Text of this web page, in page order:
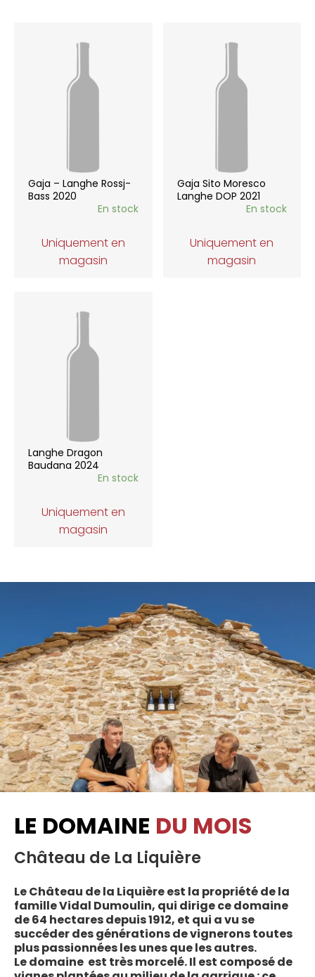
Gaja – Langhe Rossj-
Bass 2020
En stock
Uniquement en
magasin
Gaja Sito Moresco
Langhe DOP 2021
En stock
Uniquement en
magasin
Langhe Dragon
Baudana 2024
En stock
Uniquement en
magasin
LE DOMAINE DU MOIS
Château de La Liquière
Le Château de la Liquière est la propriété de la
famille Vidal Dumoulin, qui dirige ce domaine
de 64 hectares depuis 1912, et qui a vu se
succéder des générations de vignerons toutes
plus passionnées les unes que les autres.
Le domaine est très morcelé. Il est composé de